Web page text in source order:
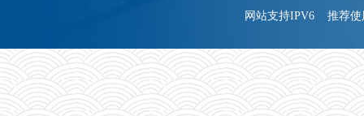
网站支持IPV6 推荐使